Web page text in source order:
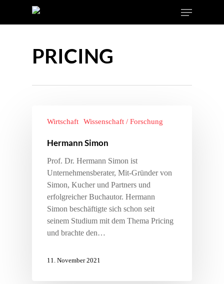
PRICING
Wirtschaft Wissenschaft / Forschung
Hermann Simon
Prof. Dr. Hermann Simon ist
Unternehmensberater, Mit-Gründer von
Simon, Kucher und Partners und
erfolgreicher Buchautor. Hermann
Simon beschäftigte sich schon seit
seinem Studium mit dem Thema Pricing
und brachte den…
11. November 2021